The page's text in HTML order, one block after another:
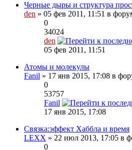
Черные дыры и структура
den » 05 фев 2011, 11:51 в
0
34024
den
05 фев 2011, 11:51
Атомы и молекулы
Fanil » 17 янв 2015, 17:08 в
0
53757
Fanil
17 янв 2015, 17:08
Связка:эффект Хаббла и время
LEXX » 22 июл 2013, 17:05 в
0